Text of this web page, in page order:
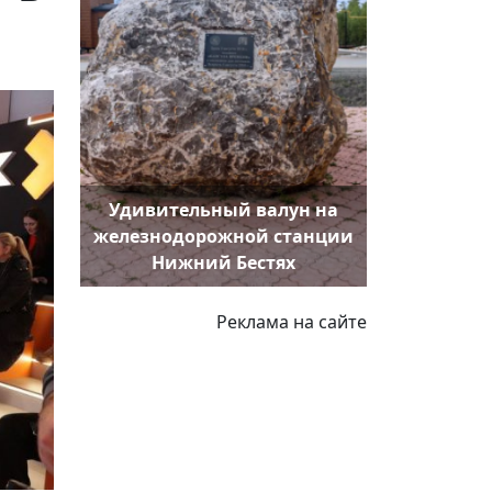
Удивительный валун на
железнодорожной станции
Нижний Бестях
Реклама на сайте